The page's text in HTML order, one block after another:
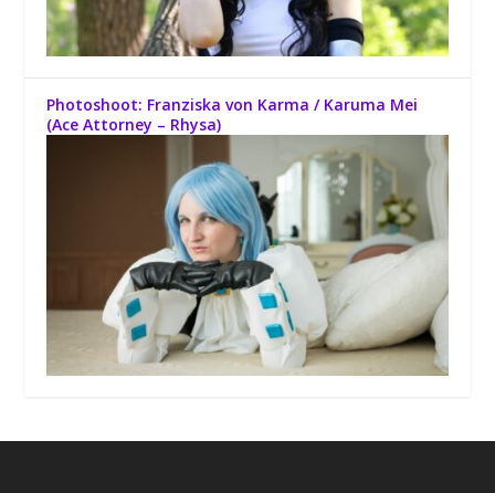
Photoshoot: Franziska von Karma / Karuma Mei
(Ace Attorney – Rhysa)